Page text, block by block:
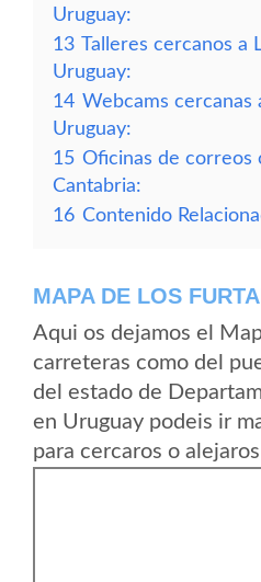
Uruguay:
13 Talleres cercanos a
Uruguay:
14 Webcams cercanas
Uruguay:
15 Oficinas de correos
Cantabria:
16 Contenido
MAPA DE LOS
Aqui os dejamos el
carreteras como del
del estado de
en Uruguay podeis ir
para cercaros o